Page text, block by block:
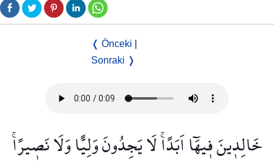
❬ Önceki
Sonraki ❭
خَالِد۪ينَ ف۪يهَٓا اَبَدًاۚ لَا يَجِدُونَ وَلِيًّا وَلَا نَص۪يرًاۚ